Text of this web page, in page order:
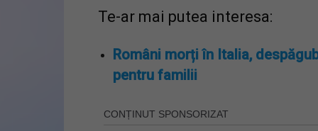
Te-ar mai putea interesa:
Români morți în Italia,
pentru familii